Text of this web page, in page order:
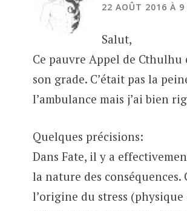
22 AOÛT 2016 À
Salut,
Ce pauvre Appel de
son grade. C’était pas la
l’ambulance mais j’ai bien
Quelques précisions:
Dans Fate, il y a
la nature des conséquences.
l’origine du stress